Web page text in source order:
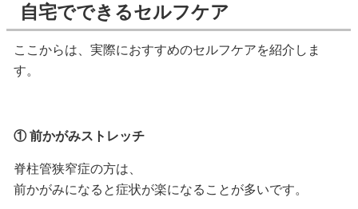
自宅でできるセルフケア
ここからは、実際におすすめのセルフケアを紹介しま
す。
①前かがみストレッチ
脊柱管狭窄症の方は、
前かがみになると症状が楽になることが多いです。